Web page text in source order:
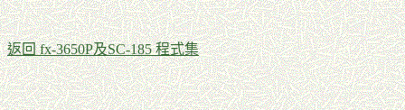
返回 fx-3650P及SC-185 程式集